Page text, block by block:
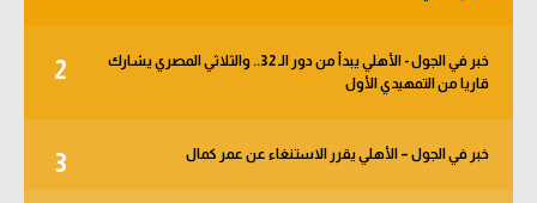
2
خبر في الجول - الأهلي يبدأ من دور الـ 32.. والثلاثي المصري يشارك
قاريا من التمهيدي الأول
3 خبر في الجول – الأهلي يقرر الاستنغاء عن عمر كمال